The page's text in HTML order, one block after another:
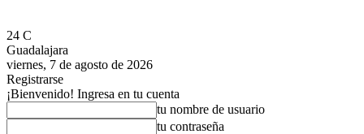
24 C
Guadalajara
viernes, 7 de agosto de 2026
Registrarse
¡Bienvenido! Ingresa en tu cuenta
tu nombre de usuario
tu contraseña